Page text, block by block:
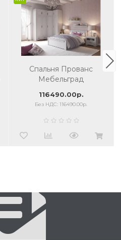
Спальня Прованс
Мебельград
116490.00р.
Без НДС: 116490.00р.